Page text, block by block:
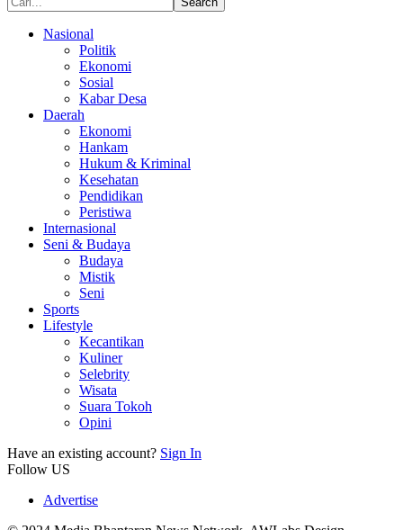
Nasional
Politik
Ekonomi
Sosial
Kabar Desa
Daerah
Ekonomi
Hankam
Hukum & Kriminal
Kesehatan
Pendidikan
Peristiwa
Internasional
Seni & Budaya
Budaya
Mistik
Seni
Sports
Lifestyle
Kecantikan
Kuliner
Selebrity
Wisata
Suara Tokoh
Opini
Have an existing account? Sign In
Follow US
Advertise